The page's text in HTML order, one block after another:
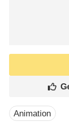
Animation